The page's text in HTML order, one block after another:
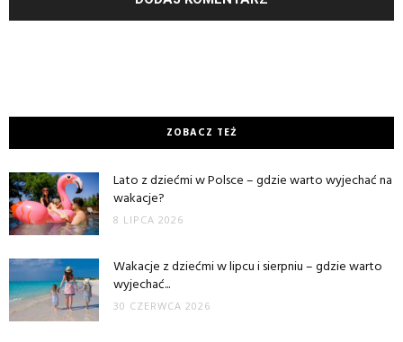
ZOBACZ TEŻ
Lato z dziećmi w Polsce – gdzie warto wyjechać na
wakacje?
8 LIPCA 2026
Wakacje z dziećmi w lipcu i sierpniu – gdzie warto
wyjechać...
30 CZERWCA 2026